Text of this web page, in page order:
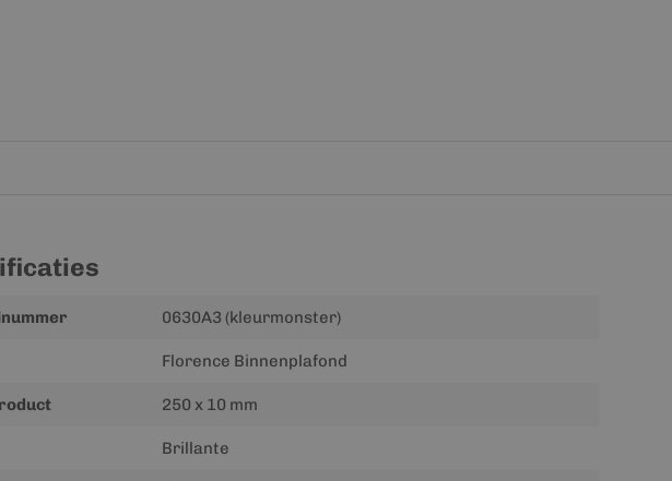
0630A3 (kleurmonster)
Florence Binnenplafond
250 x 10 mm
Brillante